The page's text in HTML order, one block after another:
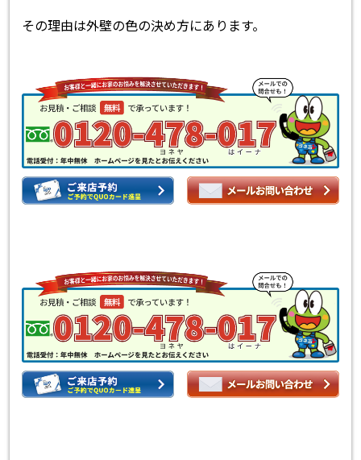
その理由は外壁の色の決め方にあります。